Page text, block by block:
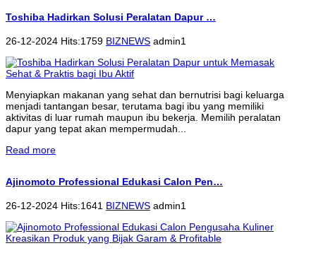
Toshiba Hadirkan Solusi Peralatan Dapur …
26-12-2024 Hits:1759 BIZNEWS admin1
Menyiapkan makanan yang sehat dan bernutrisi bagi keluarga
menjadi tantangan besar, terutama bagi ibu yang memiliki
aktivitas di luar rumah maupun ibu bekerja. Memilih peralatan
dapur yang tepat akan mempermudah...
Read more
Ajinomoto Professional Edukasi Calon Pen…
26-12-2024 Hits:1641 BIZNEWS admin1